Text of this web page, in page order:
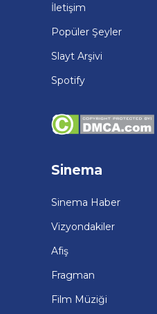
İletişim
Popüler Şeyler
Slayt Arşivi
Spotify
Sinema
Sinema Haber
Vizyondakiler
Afiş
Fragman
Film Müziği